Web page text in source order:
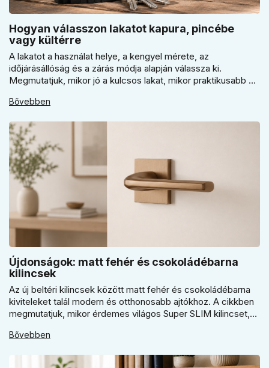
Hogyan válasszon lakatot kapura, pincébe
vagy kültérre
A lakatot a használat helye, a kengyel mérete, az
időjárásállóság és a zárás módja alapján válassza ki.
Megmutatjuk, mikor jó a kulcsos lakat, mikor praktikusabb a
érdemes kapuhoz, pincéhez vagy kerti házhoz csak ár
Bővebben
Újdonságok: matt fehér és csokoládébarna
kilincsek
Az új beltéri kilincsek között matt fehér és csokoládébarna
kiviteleket talál modern és otthonosabb ajtókhoz. A cikkben
megmutatjuk, mikor érdemes világos Super SLIM kilincset,
döntsön a kerek vagy szögletes rozetta között az egységes
Bővebben